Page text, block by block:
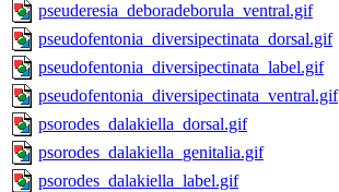
pseuderesia_deboradeborula_ventral.gif
pseudofentonia_diversipectinata_dorsal.gif
pseudofentonia_diversipectinata_label.gif
pseudofentonia_diversipectinata_ventral.gif
psorodes_dalakiella_dorsal.gif
psorodes_dalakiella_genitalia.gif
psorodes_dalakiella_label.gif